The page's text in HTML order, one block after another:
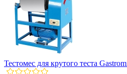
Тестомес для крутого теста